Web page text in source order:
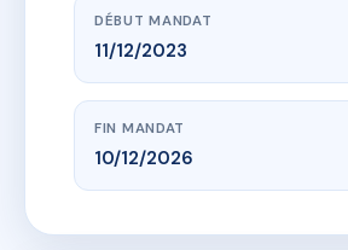
DÉBUT MANDAT
11/12/2023
FIN MANDAT
10/12/2026